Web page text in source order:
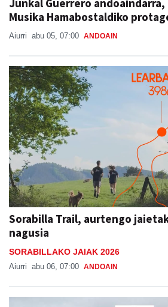
Junkal Guerrero
Musika Hamabostaldiko
Aiurri abu 05, 07:00 ANDOAIN
Sorabilla Trail, aurtengo
nagusia
SORABILLAKO JAIAK 2026
Aiurri abu 06, 07:00 ANDOAIN